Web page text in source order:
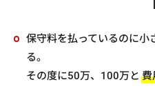
保守料を払っているのに小
る。
その度に50万、100万と 費